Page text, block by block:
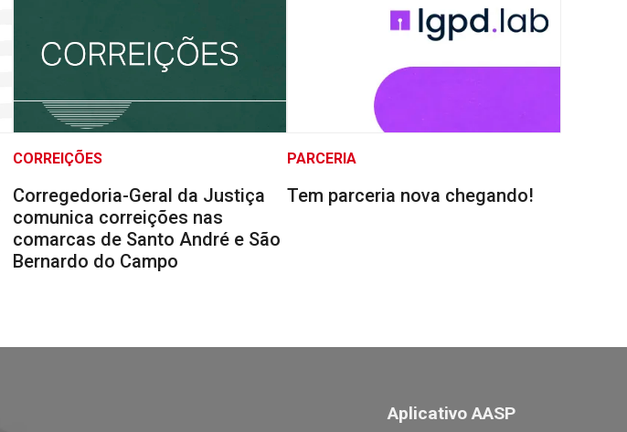
CORREIÇÕES
Corregedoria-Geral da Justiça
comunica correições nas
comarcas de Santo André e São
Bernardo do Campo
PARCERIA
Tem parceria nova chegando!
Aplicativo AASP